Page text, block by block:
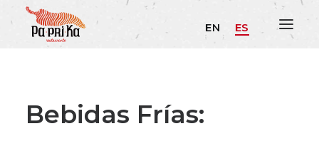
EN ES
Bebidas Frías: